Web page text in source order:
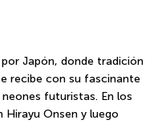
Japón, donde tradición
recibe con su fascinante
futuristas. En los
Hirayu Onsen y luego